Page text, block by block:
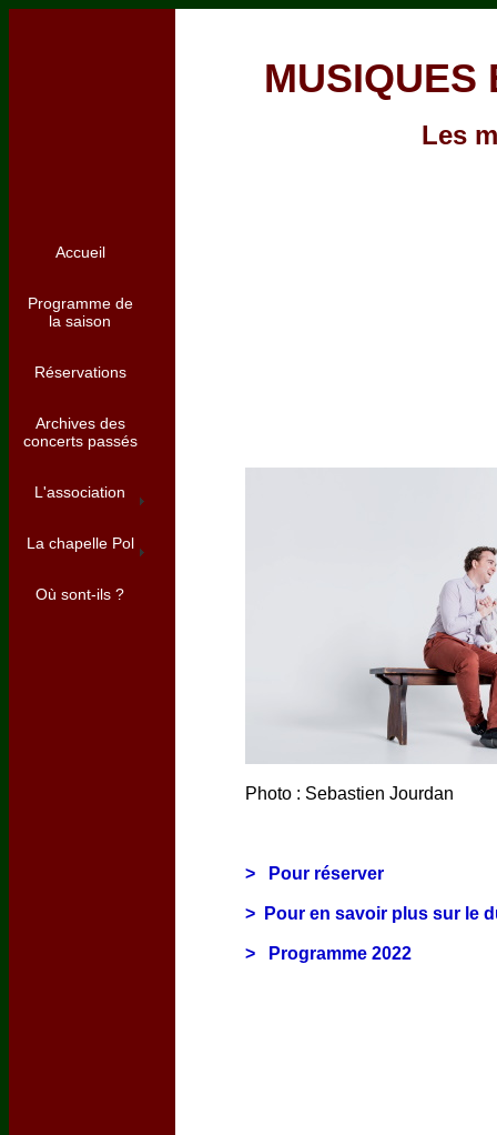
Accueil
Programme de
la saison
Réservations
Archives des
concerts passés
L'association
La chapelle Pol
Où sont-ils ?
MUSIQUES
Les
Photo : Sebastien Jourdan
> Pour réserver
> Pour en savoir plus sur le
> Programme 2022